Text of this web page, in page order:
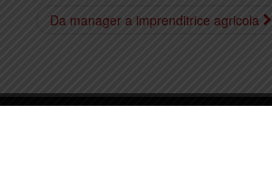
Da manager a imprenditrice agricola